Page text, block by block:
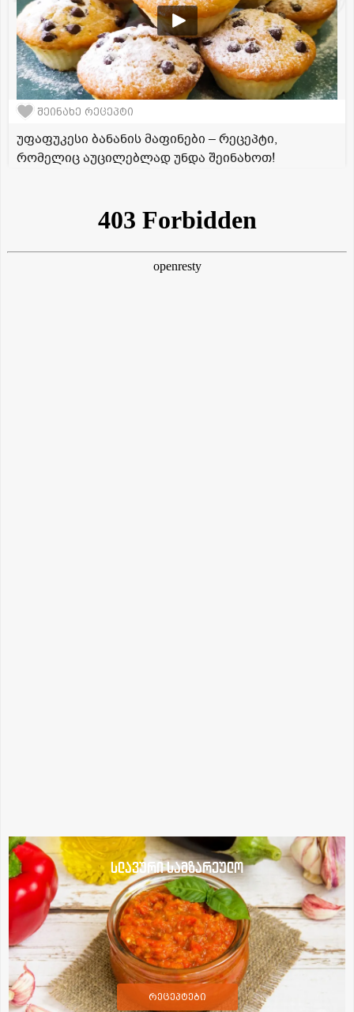
შეინახე რეცეპტი
უფაფუკესი ბანანის მაფინები – რეცეპტი,
რომელიც აუცილებლად უნდა შეინახოთ!
სლავური სამზარეულო
რეცეპტები